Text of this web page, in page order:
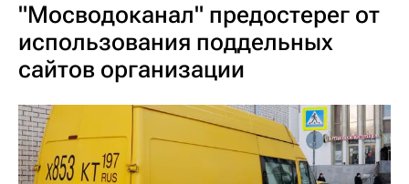
"Мосводоканал" предостерег от
использования поддельных
сайтов организации